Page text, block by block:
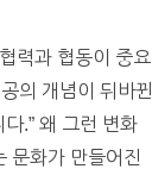
력과 협동이 중요
의 개념이 뒤바뀐
.” 왜 그런 변화
문화가 만들어진